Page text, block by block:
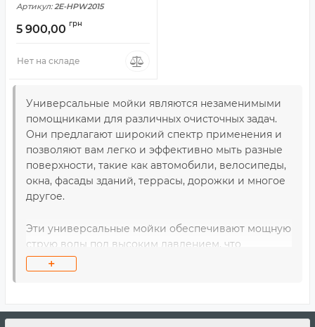
Артикул: 2E-HPW2015
5 900,00 грн
Нет на складе
Универсальные мойки являются незаменимыми
помощниками для различных очисточных задач.
Они предлагают широкий спектр применения и
позволяют вам легко и эффективно мыть разные
поверхности, такие как автомобили, велосипеды,
окна, фасады зданий, террасы, дорожки и многое
другое.
Эти универсальные мойки обеспечивают мощную
струю воды под высоким давлением, что
позволяет легко удалять грязь, пыль, мох, жир и
другие загрязнения. Они снабжены различными
потребности и типа поверхности. Некоторые
+